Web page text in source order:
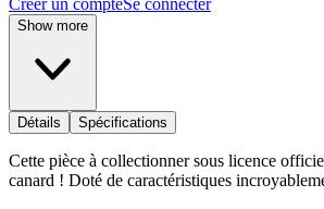
Créer un compteSe connecter
Show more
Détails Spécifications
Cette pièce à collectionner sous licence
canard ! Doté de caractéristiques